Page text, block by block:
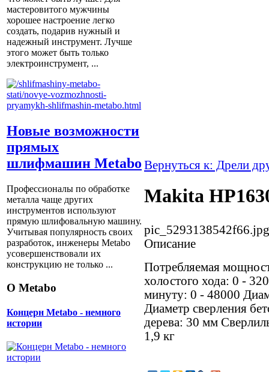
мастеровитого мужчины
хорошее настроение легко
создать, подарив нужный и
надежный инструмент. Лучше
этого может быть только
электроинструмент, ...
Новые возможности
прямых
шлифмашин Metabo
Профессионалы по обработке
металла чаще других
инструментов используют
прямую шлифовальную машину.
Учитывая популярность своих
разработок, инженеры Metabo
усовершенствовали их
конструкцию не только ...
О Metabo
Концерн Metabo - немного
истории
Вернуться к: Дрели
Makita
pic_5293138542f66.jpg
Описание
Потребляемая
холостого хода: 0 -
минуту: 0 - 48000
Диаметр сверления
дерева: 30 мм
1,9 кг